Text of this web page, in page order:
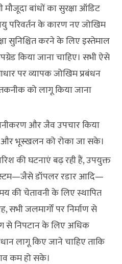
बांधों का सुरक्षा ऑडिट
परिवर्तन के कारण नए जोखिम
सुनिश्चित करने के लिए इस्तेमाल
किया जाना चाहिए। सभी ऐसे
पर व्यापक जोखिम प्रबंधन
को लागू किया जाना
और जैव उपचार किया
और भूस्खलन को रोका जा सके।
की घटनाएं बढ़ रही हैं, उपयुक्त
डॉपलर रडार आदि—
की चेतावनी के लिए स्थापित
सभी जलमार्गों पर निर्माण से
से निपटान के लिए अधिक
लागू किए जाने चाहिए ताकि
कम हो सके।